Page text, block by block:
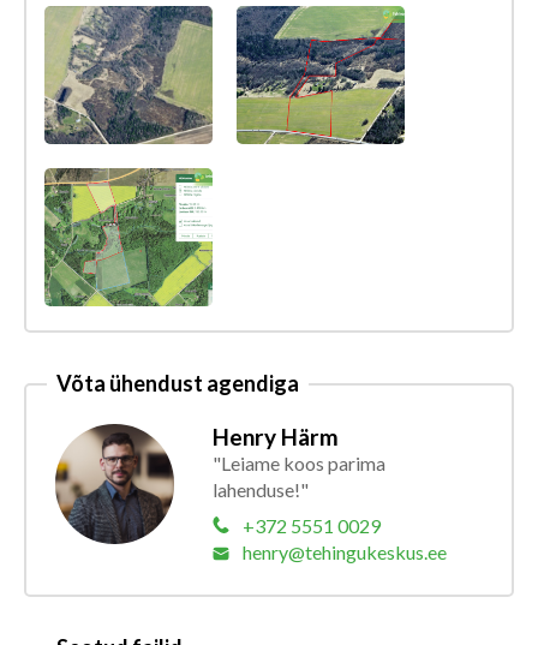
Võta ühendust agendiga
Henry Härm
"Leiame koos parima
lahenduse!"
+372 5551 0029
henry@tehingukeskus.ee